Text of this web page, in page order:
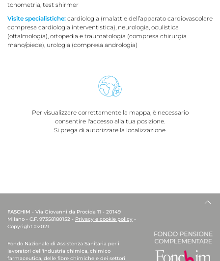
tonometria, test shirmer
Visite specialistiche: cardiologia (malattie dell’apparato cardiovascolare
compresa cardiologia interventistica), neurologia, oculistica
(oftalmologia), ortopedia e traumatologia (compresa chirurgia
mano/piede), urologia (compresa andrologia)
Per visualizzare correttamente la mappa, è necessario
consentire l'accesso alla tua posizione.
Si prega di autorizzare la localizzazione.
FASCHIM - Via Giovanni da Procida 11 - 20149
Milano - C.F. 97358180152 - Privacy e cookie policy -
Copyright ©2021
Fondo Nazionale di Assistenza Sanitaria per i
lavoratori dell'industria chimica, chimico
farmaceutica, delle fibre chimiche e dei settori